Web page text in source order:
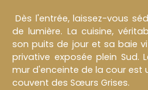
Dès l'entrée, laissez-vous
de lumière. La cuisine,
son puits de jour et sa baie
privative exposée plein Sud.
mur d'enceinte de la cour est
couvent des Sœurs Grises.